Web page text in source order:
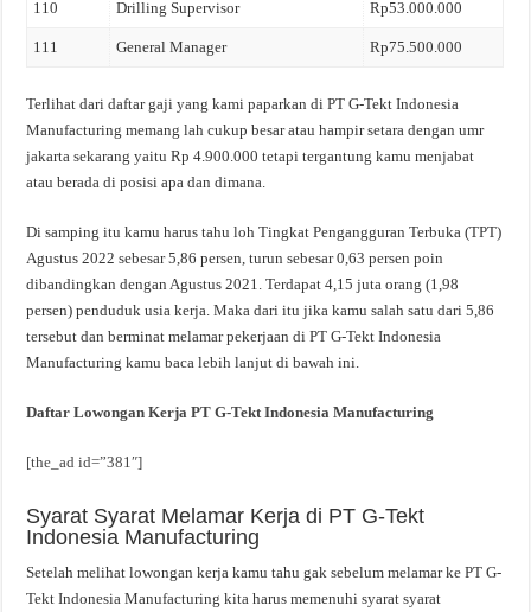
110 Drilling Supervisor Rp53.000.000
111 General Manager Rp75.500.000
Terlihat dari daftar gaji yang kami paparkan di PT G-Tekt Indonesia
Manufacturing memang lah cukup besar atau hampir setara dengan umr
jakarta sekarang yaitu Rp 4.900.000 tetapi tergantung kamu menjabat
atau berada di posisi apa dan dimana.
Di samping itu kamu harus tahu loh Tingkat Pengangguran Terbuka (TPT)
Agustus 2022 sebesar 5,86 persen, turun sebesar 0,63 persen poin
dibandingkan dengan Agustus 2021. Terdapat 4,15 juta orang (1,98
persen) penduduk usia kerja. Maka dari itu jika kamu salah satu dari 5,86
tersebut dan berminat melamar pekerjaan di PT G-Tekt Indonesia
Manufacturing kamu baca lebih lanjut di bawah ini.
Daftar Lowongan Kerja PT G-Tekt Indonesia Manufacturing
[the_ad id=”381″]
Syarat Syarat Melamar Kerja di PT G-Tekt
Indonesia Manufacturing
Setelah melihat lowongan kerja kamu tahu gak sebelum melamar ke PT G-
Tekt Indonesia Manufacturing kita harus memenuhi syarat syarat